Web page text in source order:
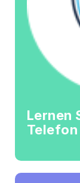
Lernen
Telefon